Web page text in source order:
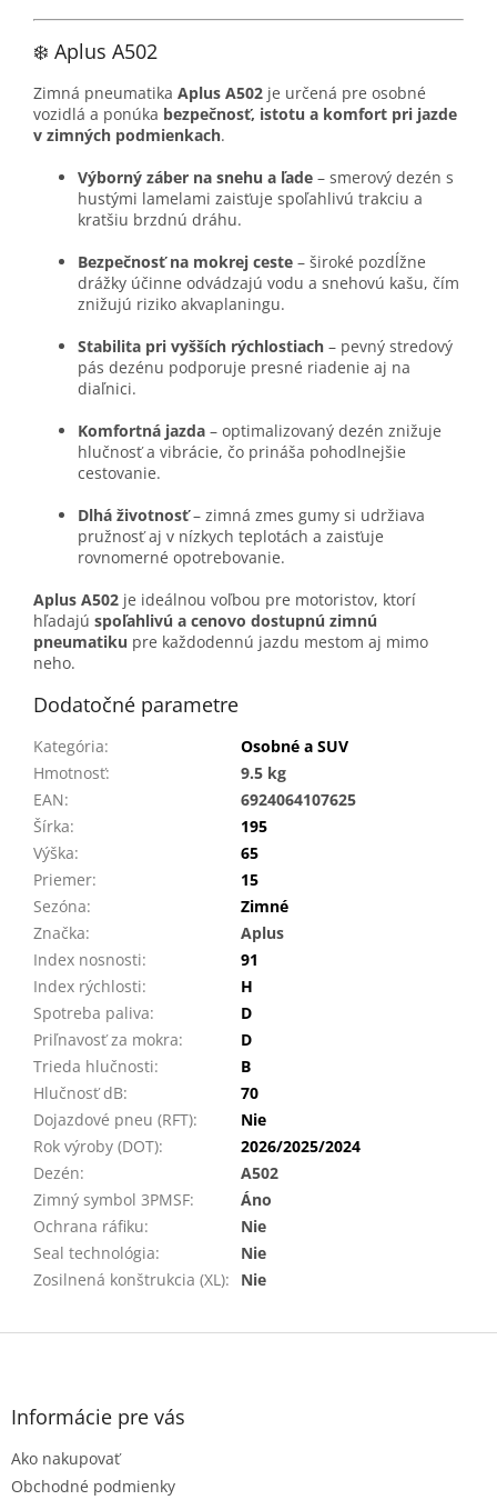
❄️ Aplus A502
Zimná pneumatika Aplus A502 je určená pre osobné
vozidlá a ponúka bezpečnosť, istotu a komfort pri jazde
v zimných podmienkach.
Výborný záber na snehu a ľade – smerový dezén s
hustými lamelami zaisťuje spoľahlivú trakciu a
kratšiu brzdnú dráhu.
Bezpečnosť na mokrej ceste – široké pozdĺžne
drážky účinne odvádzajú vodu a snehovú kašu, čím
znižujú riziko akvaplaningu.
Stabilita pri vyšších rýchlostiach – pevný stredový
pás dezénu podporuje presné riadenie aj na
diaľnici.
Komfortná jazda – optimalizovaný dezén znižuje
hlučnosť a vibrácie, čo prináša pohodlnejšie
cestovanie.
Dlhá životnosť– zimná zmes gumy si udržiava
pružnosť aj v nízkych teplotách a zaisťuje
rovnomerné opotrebovanie.
Aplus A502 je ideálnou voľbou pre motoristov, ktorí
hľadajú spoľahlivú a cenovo dostupnú zimnú
pneumatiku pre každodennú jazdu mestom aj mimo
neho.
Dodatočné parametre
Kategória:
Osobné a SUV
Hmotnosť:
9.5 kg
EAN:
6924064107625
Šírka:
195
Výška:
65
Priemer:
15
Sezóna:
Zimné
Značka:
Aplus
Index nosnosti:
91
Index rýchlosti:
H
Spotreba paliva:
D
Priľnavosť za mokra:
D
Trieda hlučnosti:
B
Hlučnosť dB:
70
Dojazdové pneu (RFT):
Nie
Rok výroby (DOT):
2026/2025/2024
Dezén:
A502
Zimný symbol 3PMSF:
Áno
Ochrana ráfiku:
Nie
Seal technológia:
Nie
Zosilnená konštrukcia (XL): Nie
Z
Informácie pre vás
Ako nakupovať
Obchodné podmienky